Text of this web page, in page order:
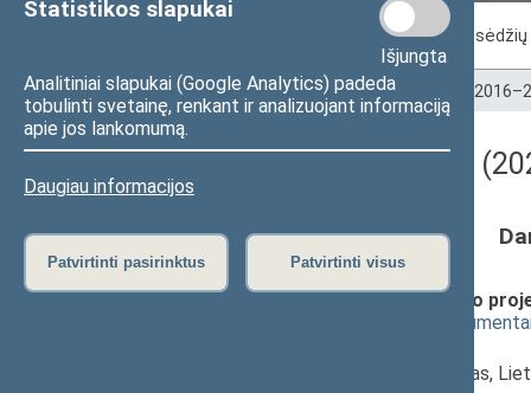
Statistikos slapukai
Išjungta
Analitiniai slapukai (Google Analytics) padeda
tobulinti svetainę, renkant ir analizuojant informaciją
apie jos lankomumą.
Daugiau informacijos
Patvirtinti pasirinktus Patvirtinti visus
Posėdžiai
Pradžia>Seimo posėdžiai>Kadencijos
Darbotvarkės klausimas
Alternatyviųjų degalų įstatymo
susiję
, Ministras,